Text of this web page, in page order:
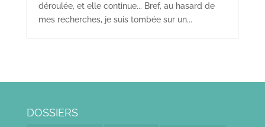
déroulée, et elle continue... Bref, au hasard de
mes recherches, je suis tombée sur un...
DOSSIERS